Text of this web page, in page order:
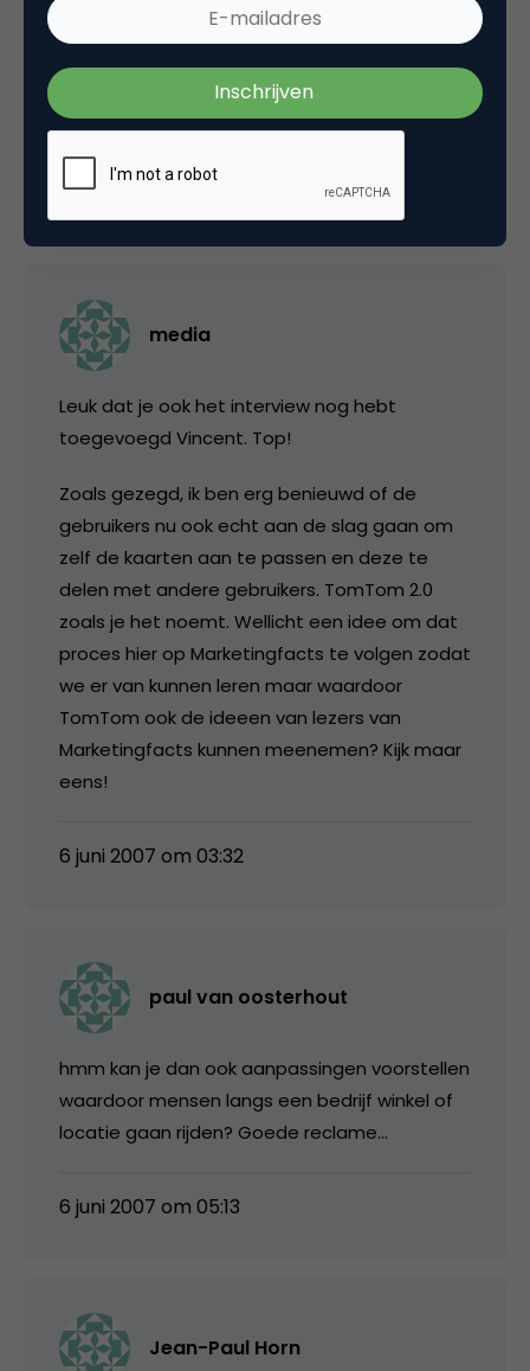
arme marketingfacts blogger om er alleen
heen te gaan!
Vincent
5 juni 2007 om 19:29
media
Leuk dat je ook het interview nog hebt
toegevoegd Vincent. Top!
Zoals gezegd, ik ben erg benieuwd of de
gebruikers nu ook echt aan de slag gaan om
zelf de kaarten aan te passen en deze te
delen met andere gebruikers. TomTom 2.0
zoals je het noemt. Wellicht een idee om dat
proces hier op Marketingfacts te volgen zodat
we er van kunnen leren maar waardoor
TomTom ook de ideeen van lezers van
Marketingfacts kunnen meenemen? Kijk maar
eens!
6 juni 2007 om 03:32
paul van oosterhout
hmm kan je dan ook aanpassingen voorstellen
waardoor mensen langs een bedrijf winkel of
locatie gaan rijden? Goede reclame…
6 juni 2007 om 05:13
Jean-Paul Horn